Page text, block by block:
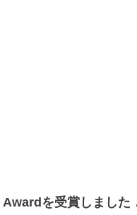
を受賞しました